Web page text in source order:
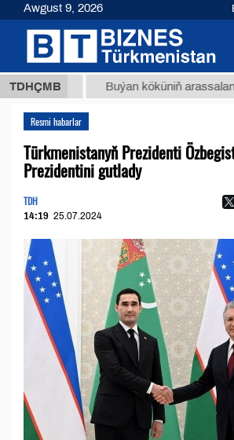
TDHÇMB
ТМТ Buýan köküniň
Resmi habarlar
Türkmenistanyň Prezidenti
Prezidentini gutlady
TDH
14:19 25.07.2024
Awgust 9, 2026